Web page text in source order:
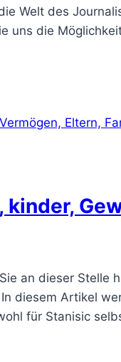
Welt des
uns die
an dieser
diesem Artikel
für Stanisic